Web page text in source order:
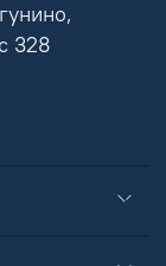
328